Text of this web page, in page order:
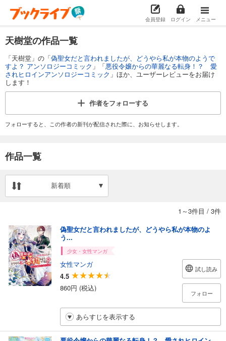
会員登録 ログイン メニュー
天樹堂の作品一覧
「天樹堂」の「偽聖女だと言われましたが、どうやら私が本物のようで
すよ？ アンソロジーコミック 」「悪役令嬢からの華麗なる転身！？ 愛
されヒロインアンソロジーコミック 」ほか、ユーザーレビューをお届け
します！
作者をフォローする
フォローすると、この作者の新刊が配信された際に、お知らせします。
作品一覧
新着順
1～3件目 / 3件
偽聖女だと言われましたが、どうやら私が本物のよ
う...
少女・女性マンガ
女性マンガ
4.5
860円 (税込)
試し読み
フォロー
あらすじを表示する